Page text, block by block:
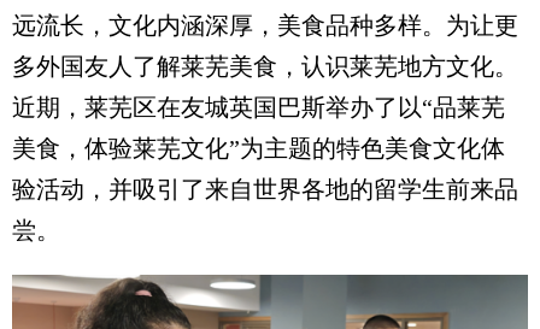
远流长，文化内涵深厚，美食品种多样。为让更
多外国友人了解莱芜美食，认识莱芜地方文化。
近期，莱芜区在友城英国巴斯举办了以“品莱芜
美食，体验莱芜文化”为主题的特色美食文化体
验活动，并吸引了来自世界各地的留学生前来品
尝。